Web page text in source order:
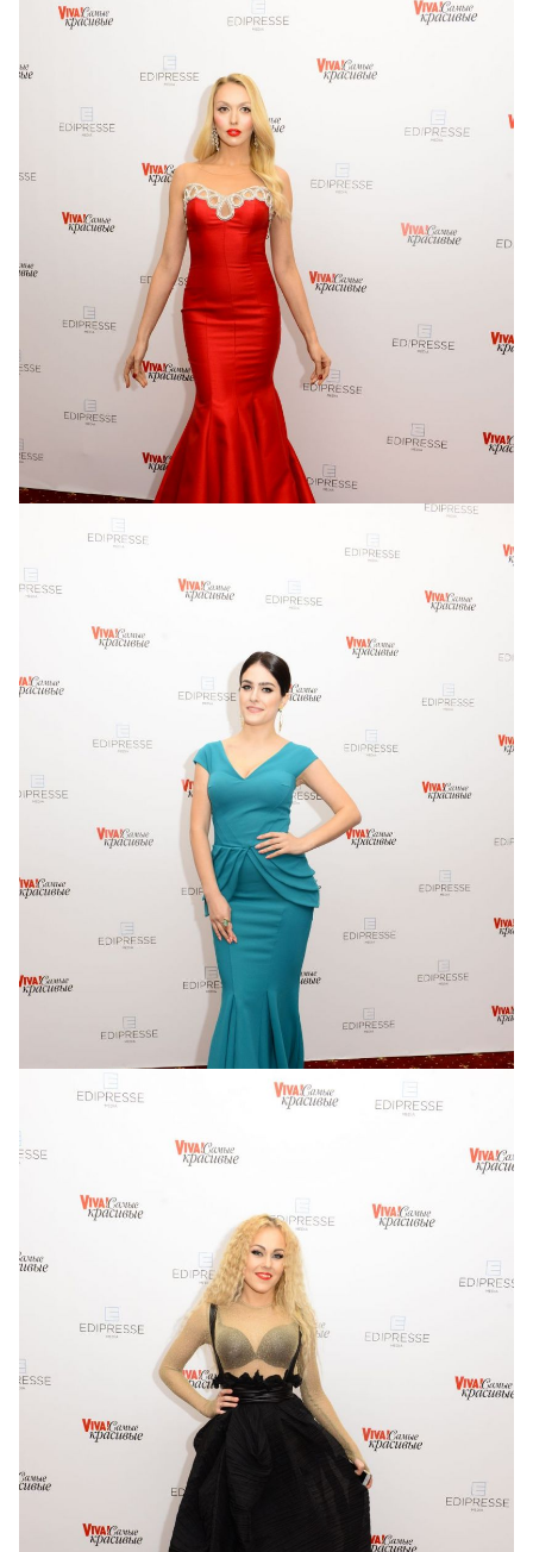
Оля Полякова в Jovani
Маша Собко в платье от Chiara Boni